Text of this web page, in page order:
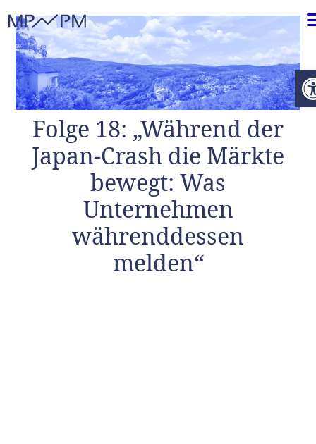
Folge 18: „Während der
Japan-Crash die Märkte
bewegt: Was
Unternehmen
währenddessen
melden“